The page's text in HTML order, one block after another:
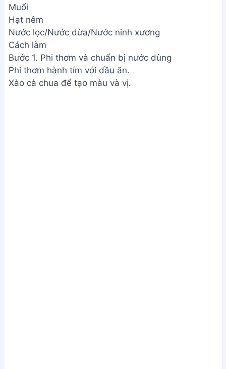
Muối
Hạt nêm
Nước lọc/Nước dừa/Nước ninh xương
Cách làm
Bước 1. Phi thơm và chuẩn bị nước dùng
Phi thơm hành tím với dầu ăn.
Xào cà chua để tạo màu và vị.